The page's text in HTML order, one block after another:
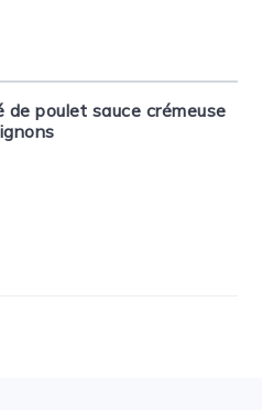
de poulet sauce crémeuse